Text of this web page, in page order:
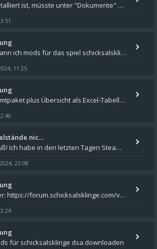
Wenn das Speil installiert ist, müsste unter "Dokumente" auf Deinem Rechner ein Verzeichnis "blade of destiny" sein. Dar
wollte fragen wie kann ich mods für das spiel schicksalsklinge in das spieleverzeichnis kopieren und in welches
11:25
Und hier das Gesamtpaket plus Übersicht als Excel-Tabelle: https://forum.schicksalsklinge.com/viewtopic.php?f=239&t=156
nic…
Die zwölfe zum Gruß! Ich habe in den letzten Tagen Steam auf meinem Desktop PC mit Windows 11 installiert und über Steam
23:08
Probiere es mal hier: https://forum.schicksalsklinge.com/viewtopic.php?f=239&t=15661
für schicksalsklinge dsa downloaden